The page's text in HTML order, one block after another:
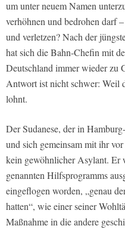
um unter neuem Namen
verhöhnen und bedrohen darf
und verletzen? Nach der
hat sich die Bahn-Chefin mit
Deutschland immer wieder zu
Antwort ist nicht schwer: Weil
lohnt.
Der Sudanese, der in
und sich gemeinsam mit ihr
kein gewöhnlicher Asylant. Er
genannten Hilfsprogramms
eingeflogen worden, „genau
hatten“, wie einer seiner
Maßnahme in die andere